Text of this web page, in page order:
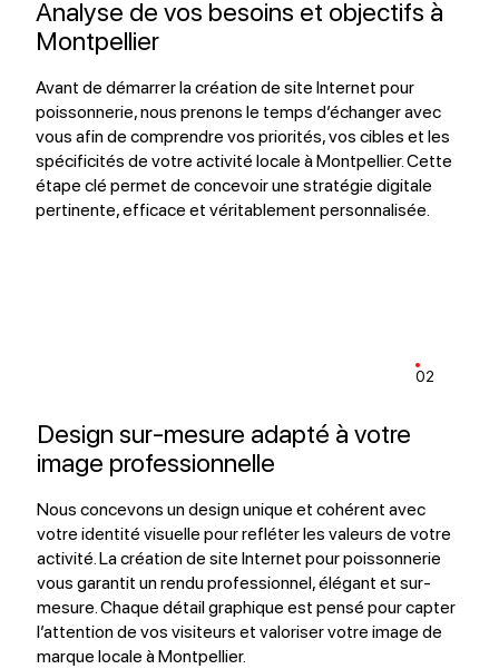
Analyse de vos besoins et objectifs à
Montpellier
Avant de démarrer la création de site Internet pour
poissonnerie, nous prenons le temps d’échanger avec
vous afin de comprendre vos priorités, vos cibles et les
spécificités de votre activité locale à Montpellier. Cette
étape clé permet de concevoir une stratégie digitale
pertinente, efficace et véritablement personnalisée.
02
Design sur-mesure adapté à votre
image professionnelle
Nous concevons un design unique et cohérent avec
votre identité visuelle pour refléter les valeurs de votre
activité. La création de site Internet pour poissonnerie
vous garantit un rendu professionnel, élégant et sur-
mesure. Chaque détail graphique est pensé pour capter
l’attention de vos visiteurs et valoriser votre image de
marque locale à Montpellier.